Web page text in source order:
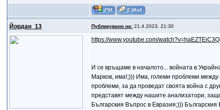
Йордан_13 Публикувано на:21.4.2023, 21:30
https://www.youtube.com/
И се връщаме в началото... войната в
Марков, има!;))) Има, големи проблеми
проблеми, за да проведат своята война с
представят между нашите анализатори,
Българския Въпрос в Евразия;)))